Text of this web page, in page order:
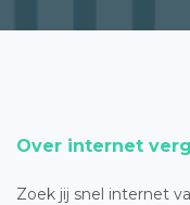
Over internet
Zoek jij snel internet